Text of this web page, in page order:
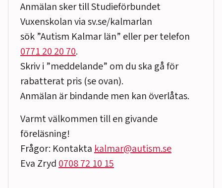
Anmälan sker till Studieförbundet
Vuxenskolan via sv.se/kalmarlan
sök ”Autism Kalmar län” eller per telefon
0771 20 20 70.
Skriv i ”meddelande” om du ska gå för
rabatterat pris (se ovan).
Anmälan är bindande men kan överlåtas.
Varmt välkommen till en givande
föreläsning!
Frågor: Kontaktakalmar@autism.se
Eva Zryd0708 72 10 15